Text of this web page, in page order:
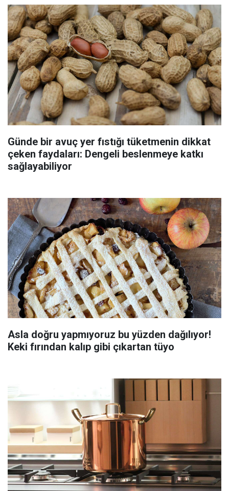
Günde bir avuç yer fıstığı tüketmenin dikkat
çeken faydaları: Dengeli beslenmeye katkı
sağlayabiliyor
Asla doğru yapmıyoruz bu yüzden dağılıyor!
Keki fırından kalıp gibi çıkartan tüyo